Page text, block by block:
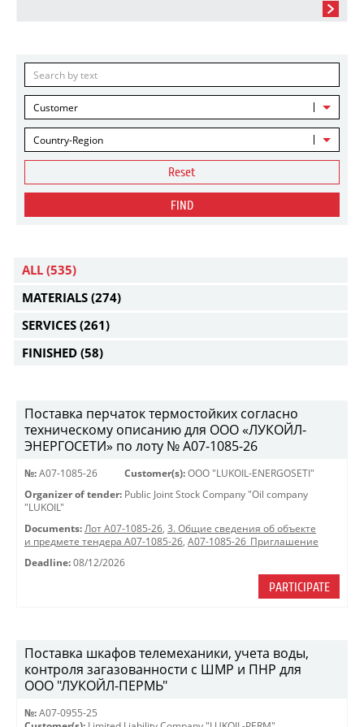
Customer
Country-Region
Reset
FIND
ALL (535)
MATERIALS (274)
SERVICES (261)
FINISHED (58)
Поставка перчаток термостойких согласно
техническому описанию для ООО «ЛУКОЙЛ-
ЭНЕРГОСЕТИ» по лоту № A07-1085-26
№: A07-1085-26 Customer(s): OOO "LUKOIL-ENERGOSETI"
Organizer of tender: Public Joint Stock Company "Oil company
"LUKOIL"
Documents: Лот A07-1085-26, 3. Общие сведения об объекте
и предмете тендера A07-1085-26, A07-1085-26_Приглашение
Deadline: 08/12/2026
PARTICIPATE
Поставка шкафов телемеханики, учета воды,
контроля загазованности с ШМР и ПНР для
ООО "ЛУКОЙЛ-ПЕРМЬ"
№: A07-0955-25